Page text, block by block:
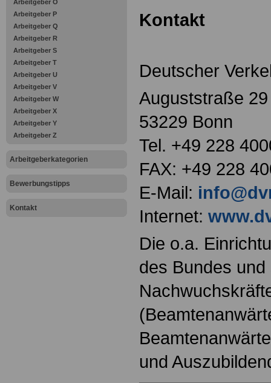
Arbeitgeber O
Arbeitgeber P
Arbeitgeber Q
Arbeitgeber R
Arbeitgeber S
Arbeitgeber T
Arbeitgeber U
Arbeitgeber V
Arbeitgeber W
Arbeitgeber X
Arbeitgeber Y
Arbeitgeber Z
Arbeitgeberkategorien
Bewerbungstipps
Kontakt
Kontakt
Deutscher
Auguststraße 29
53229 Bonn
Tel. +49 228
FAX: +49 228
E-Mail:
Internet:
Die o.a.
des Bundes und
und